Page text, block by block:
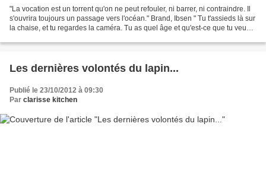
"La vocation est un torrent qu'on ne peut refouler, ni barrer, ni contraindre. Il
s'ouvrira toujours un passage vers l'océan." Brand, Ibsen " Tu t'assieds là sur
la chaise, et tu regardes la caméra. Tu as quel âge et qu'est-ce que tu veux
Les dernières volontés du lapin...
Publié le 23/10/2012 à 09:30
Par clarisse kitchen